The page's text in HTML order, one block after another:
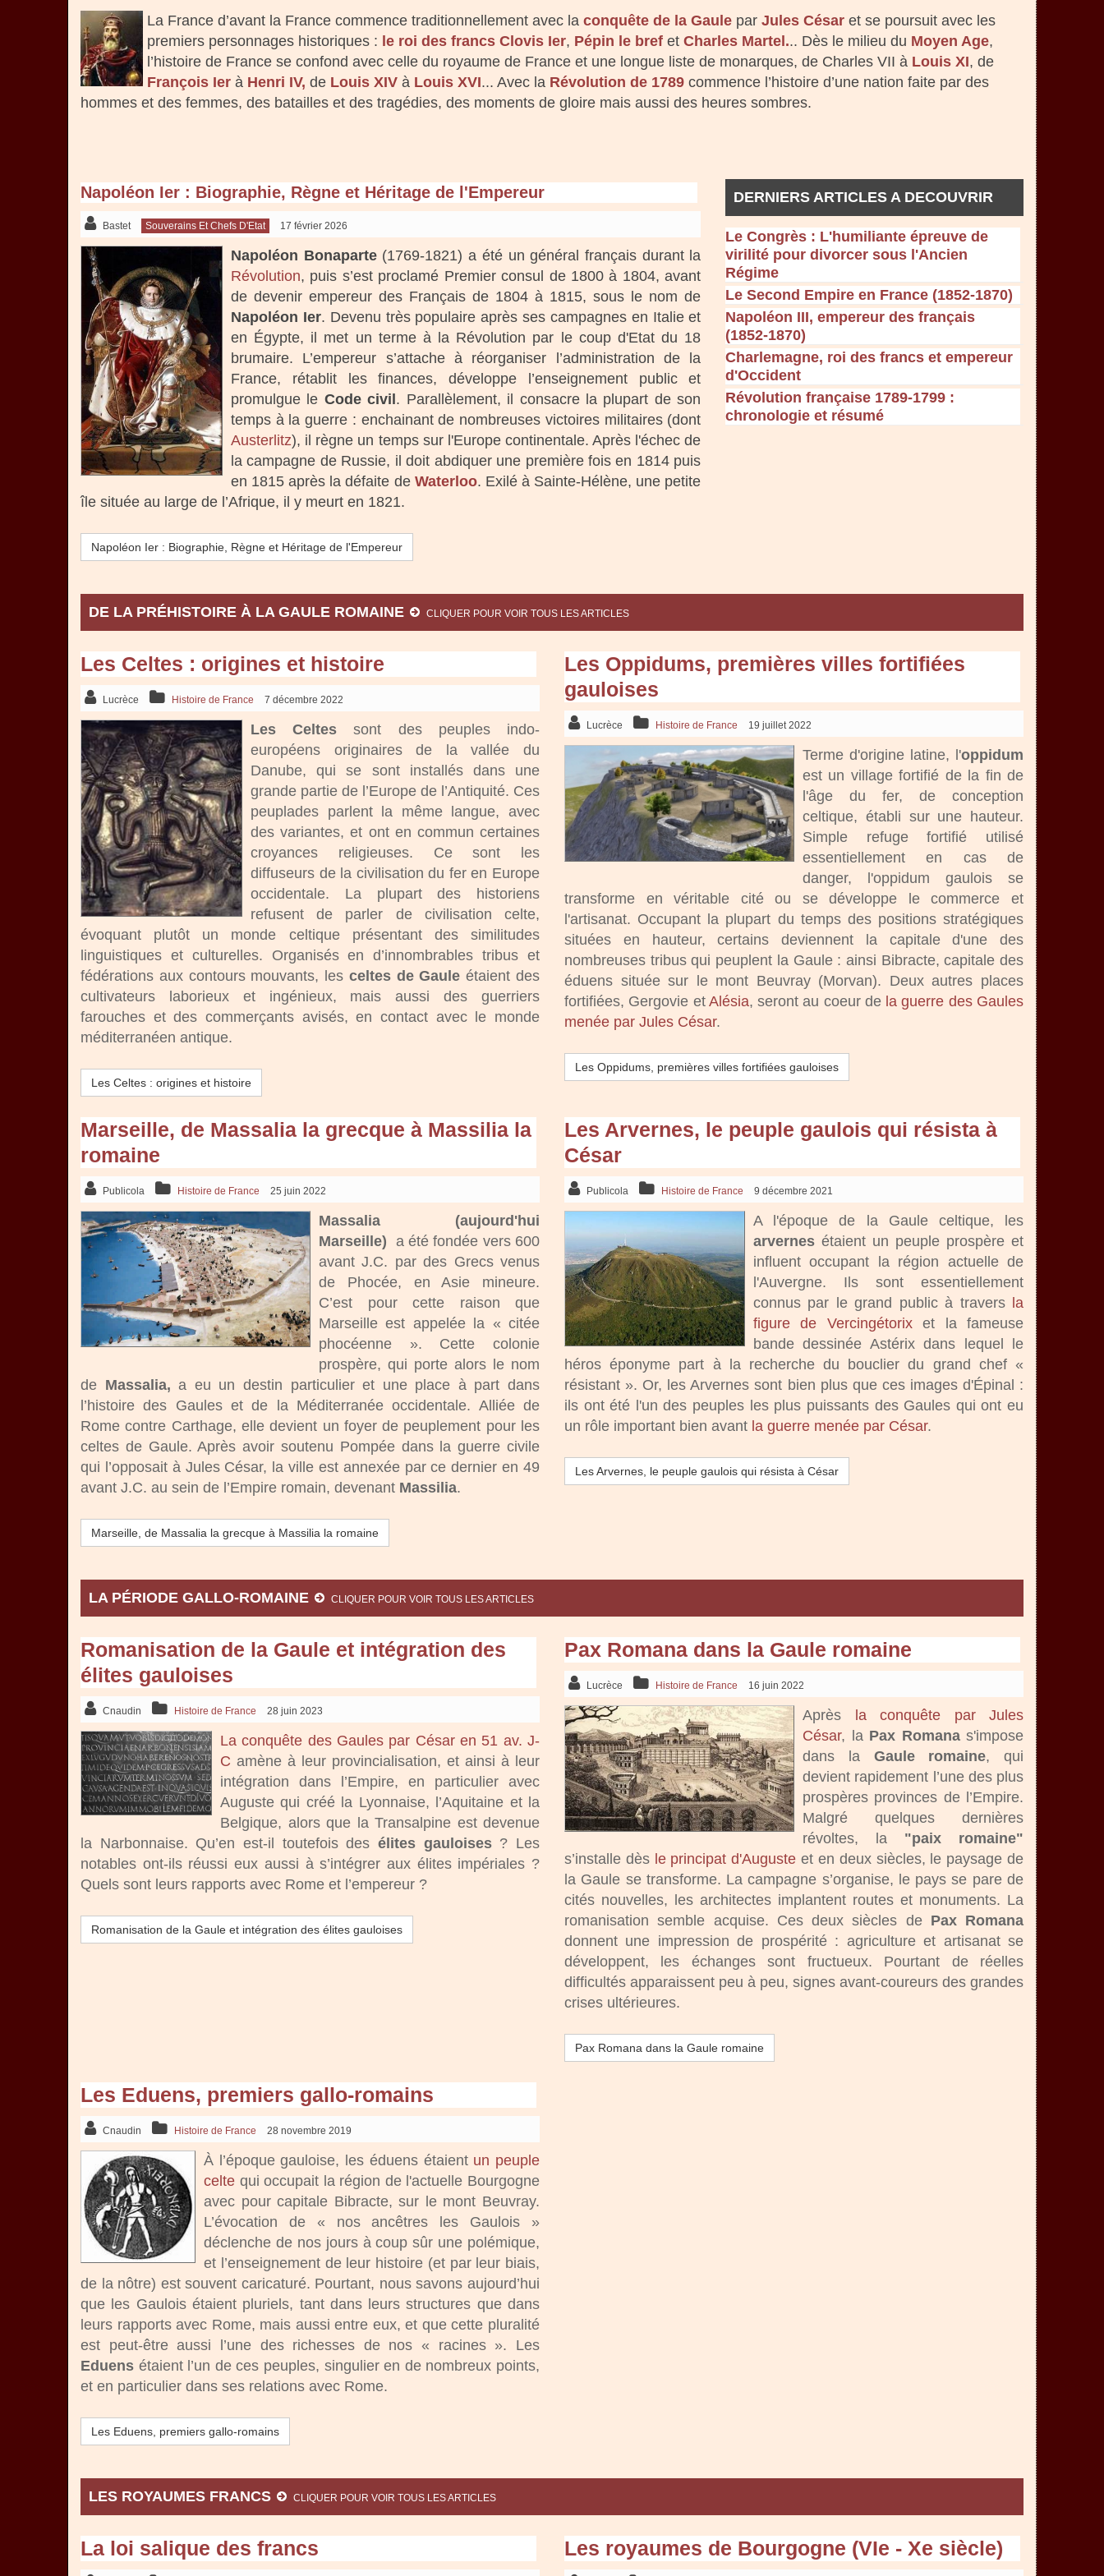
La France d’avant la France commence traditionnellement avec la conquête de la Gaule par Jules César et se poursuit avec les
premiers personnages historiques : le roi des francs Clovis Ier, Pépin le bref et Charles Martel... Dès le milieu du Moyen Age,
l’histoire de France se confond avec celle du royaume de France et une longue liste de monarques, de Charles VII à Louis XI, de
François Ier à Henri IV, de Louis XIV à Louis XVI... Avec la Révolution de 1789 commence l’histoire d’une nation faite par des
hommes et des femmes, des batailles et des tragédies, des moments de gloire mais aussi des heures sombres.
Napoléon Ier : Biographie, Règne et Héritage de l'Empereur
Bastet Souverains Et Chefs D'Etat 17 février 2026
Napoléon Bonaparte(1769-1821) a été un général français durant la
Révolution, puis s’est proclamé Premier consul de 1800 à 1804, avant
de devenir empereur des Français de 1804 à 1815, sous le nom de
Napoléon Ier. Devenu très populaire après ses campagnes en Italie et
en Égypte, il met un terme à la Révolution par le coup d'Etat du 18
brumaire. L’empereur s’attache à réorganiser l’administration de la
France, rétablit les finances, développe l’enseignement public et
promulgue le Code civil . Parallèlement, il consacre la plupart de son
temps à la guerre : enchainant de nombreuses victoires militaires (dont
Austerlitz), il règne un temps sur l'Europe continentale. Après l'échec de
la campagne de Russie, il doit abdiquer une première fois en 1814 puis
en 1815 après la défaite de Waterloo. Exilé à Sainte-Hélène, une petite
île située au large de l’Afrique, il y meurt en 1821.
Napoléon Ier : Biographie, Règne et Héritage de l'Empereur
Le Congrès : L'humiliante épreuve de
virilité pour divorcer sous l'Ancien
Régime
Le Second Empire en France (1852-1870)
Napoléon III, empereur des français
(1852-1870)
Charlemagne, roi des francs et empereur
d'Occident
Révolution française 1789-1799 :
chronologie et résumé
DE LA PRÉHISTOIRE À LA GAULE ROMAINE CLIQUER POUR VOIR TOUS LES ARTICLES
Les Celtes : origines et histoire
Lucrèce Histoire de France 7 décembre 2022
Les Celtes sont des peuples indo-
européens originaires de la vallée du
Danube, qui se sont installés dans une
grande partie de l’Europe de l’Antiquité. Ces
peuplades parlent la même langue, avec
des variantes, et ont en commun certaines
croyances religieuses. Ce sont les
diffuseurs de la civilisation du fer en Europe
occidentale. La plupart des historiens
refusent de parler de civilisation celte,
évoquant plutôt un monde celtique présentant des similitudes
linguistiques et culturelles. Organisés en d’innombrables tribus et
fédérations aux contours mouvants, les celtes de Gaule étaient des
cultivateurs laborieux et ingénieux, mais aussi des guerriers
farouches et des commerçants avisés, en contact avec le monde
méditerranéen antique.
Les Celtes : origines et histoire
Les Oppidums, premières villes fortifiées
gauloises
Lucrèce Histoire de France 19 juillet 2022
Terme d'origine latine, l'oppidum
est un village fortifié de la fin de
l'âge du fer, de conception
celtique, établi sur une hauteur.
Simple refuge fortifié utilisé
essentiellement en cas de
danger, l'oppidum gaulois se
transforme en véritable cité ou se développe le commerce et
l'artisanat. Occupant la plupart du temps des positions stratégiques
situées en hauteur, certains deviennent la capitale d'une des
nombreuses tribus qui peuplent la Gaule : ainsi Bibracte, capitale des
éduens située sur le mont Beuvray (Morvan). Deux autres places
fortifiées, Gergovie et Alésia, seront au coeur dela guerre des Gaules
menée par Jules César.
Les Oppidums, premières villes fortifiées gauloises
Marseille, de Massalia la grecque à Massilia la
romaine
Publicola Histoire de France 25 juin 2022
Massalia (aujourd'hui
Marseille) a été fondée vers 600
avant J.C. par des Grecs venus
de Phocée, en Asie mineure.
C’est pour cette raison que
Marseille est appelée la « citée
phocéenne ». Cette colonie
prospère, qui porte alors le nom
de Massalia,a eu un destin particulier et une place à part dans
l’histoire des Gaules et de la Méditerranée occidentale. Alliée de
Rome contre Carthage, elle devient un foyer de peuplement pour les
celtes de Gaule. Après avoir soutenu Pompée dans la guerre civile
qui l’opposait à Jules César, la ville est annexée par ce dernier en 49
avant J.C. au sein de l’Empire romain, devenant Massilia.
Marseille, de Massalia la grecque à Massilia la romaine
Les Arvernes, le peuple gaulois qui résista à
César
Publicola Histoire de France 9 décembre 2021
A l'époque de la Gaule celtique, les
arvernes étaient un peuple prospère et
influent occupant la région actuelle de
l'Auvergne. Ils sont essentiellement
connus par le grand public à travers la
figure de Vercingétorixet la fameuse
bande dessinée Astérix dans lequel le
héros éponyme part à la recherche du bouclier du grand chef «
résistant ». Or, les Arvernes sont bien plus que ces images d'Épinal :
ils ont été l'un des peuples les plus puissants des Gaules qui ont eu
un rôle important bien avant la guerre menée par César.
Les Arvernes, le peuple gaulois qui résista à César
LA PÉRIODE GALLO-ROMAINE CLIQUER POUR VOIR TOUS LES ARTICLES
Romanisation de la Gaule et intégration des
élites gauloises
Cnaudin Histoire de France 28 juin 2023
La conquête des Gaules par César en 51 av. J-
C amène à leur provincialisation, et ainsi à leur
intégration dans l’Empire, en particulier avec
Auguste qui créé la Lyonnaise, l’Aquitaine et la
Belgique, alors que la Transalpine est devenue
la Narbonnaise. Qu’en est-il toutefois des élites gauloises? Les
notables ont-ils réussi eux aussi à s’intégrer aux élites impériales ?
Quels sont leurs rapports avec Rome et l’empereur ?
Romanisation de la Gaule et intégration des élites gauloises
Pax Romana dans la Gaule romaine
Lucrèce Histoire de France 16 juin 2022
Après
la conquête par Jules
César, la Pax Romanas'impose
dans la Gaule romaine, qui
devient rapidement l’une des plus
prospères provinces de l’Empire.
Malgré quelques dernières
révoltes, la "paix romaine"
s’installe dès le principat d'Auguste et en deux siècles, le paysage de
la Gaule se transforme. La campagne s’organise, le pays se pare de
cités nouvelles, les architectes implantent routes et monuments. La
romanisation semble acquise. Ces deux siècles de Pax Romana
donnent une impression de prospérité : agriculture et artisanat se
développent, les échanges sont fructueux. Pourtant de réelles
difficultés apparaissent peu à peu, signes avant-coureurs des grandes
crises ultérieures.
Pax Romana dans la Gaule romaine
Les Eduens, premiers gallo-romains
Cnaudin Histoire de France 28 novembre 2019
À l’époque gauloise, les éduens étaient un peuple
celte qui occupait la région de l'actuelle Bourgogne
avec pour capitale Bibracte, sur le mont Beuvray.
L’évocation de « nos ancêtres les Gaulois »
déclenche de nos jours à coup sûr une polémique,
et l’enseignement de leur histoire (et par leur biais,
de la nôtre) est souvent caricaturé. Pourtant, nous savons aujourd’hui
que les Gaulois étaient pluriels, tant dans leurs structures que dans
leurs rapports avec Rome, mais aussi entre eux, et que cette pluralité
est peut-être aussi l’une des richesses de nos « racines ». Les
Eduens étaient l’un de ces peuples, singulier en de nombreux points,
et en particulier dans ses relations avec Rome.
Les Eduens, premiers gallo-romains
LES ROYAUMES FRANCS CLIQUER POUR VOIR TOUS LES ARTICLES
La loi salique des francs Les royaumes de Bourgogne (VIe - Xe siècle)